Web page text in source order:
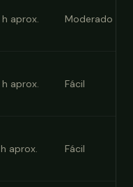
h aprox. Moderado
h aprox. Fácil
h aprox. Fácil